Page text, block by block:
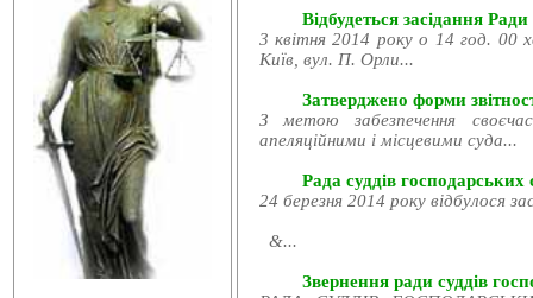
Відбудеться засідання
3 квітня 2014 року о 14 год. 00
Київ, вул. П. Орли...
Затверджено форми
З метою забезпечення
апеляційними і місцевими суда...
Рада суддів господарських
24 березня 2014 року відбулося
&...
Звернення ради суддів